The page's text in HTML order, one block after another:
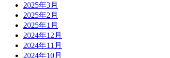
2025年3月
2025年2月
2025年1月
2024年12月
2024年11月
2024年10月